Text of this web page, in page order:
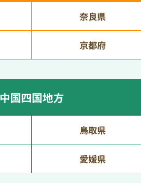
奈良県
京都府
中国四国地方
鳥取県
愛媛県